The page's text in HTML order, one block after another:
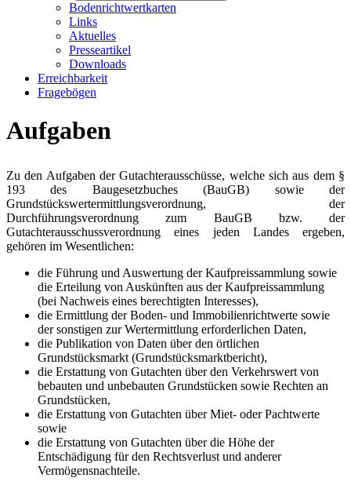
Bodenrichtwertkarten
Links
Aktuelles
Presseartikel
Downloads
Erreichbarkeit
Fragebögen
Aufgaben
Zu den Aufgaben der Gutachterausschüsse, welche sich aus dem §
193 des Baugesetzbuches (BauGB) sowie der
Grundstückswertermittlungsverordnung, der
Durchführungsverordnung zum BauGB bzw. der
Gutachterausschuss­verordnung eines jeden Landes ergeben,
gehören im Wesentlichen:
die Führung und Auswertung der Kaufpreissammlung sowie
die Erteilung von Auskünften aus der Kaufpreissammlung
(bei Nachweis eines berechtigten Interesses),
die Ermittlung der Boden- und Immobilienrichtwerte sowie
der sonstigen zur Wertermittlung erforderlichen Daten,
die Publikation von Daten über den örtlichen
Grundstücksmarkt (Grundstücksmarktbericht),
die Erstattung von Gutachten über den Verkehrswert von
bebauten und unbebauten Grundstücken sowie Rechten an
Grundstücken,
die Erstattung von Gutachten über Miet- oder Pachtwerte
sowie
die Erstattung von Gutachten über die Höhe der
Entschädigung für den Rechtsverlust und anderer
Vermögensnachteile.